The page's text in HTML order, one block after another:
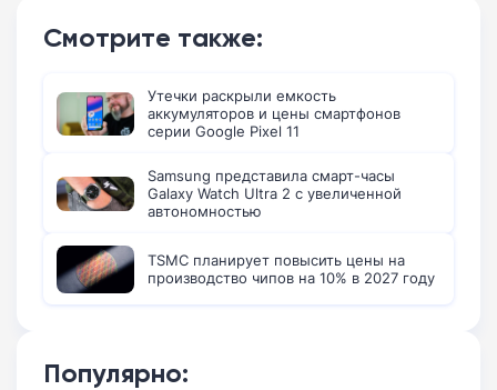
Смотрите также:
Утечки раскрыли емкость
аккумуляторов и цены смартфонов
серии Google Pixel 11
Samsung представила смарт-часы
Galaxy Watch Ultra 2 с увеличенной
автономностью
TSMC планирует повысить цены на
производство чипов на 10% в 2027 году
Популярно: